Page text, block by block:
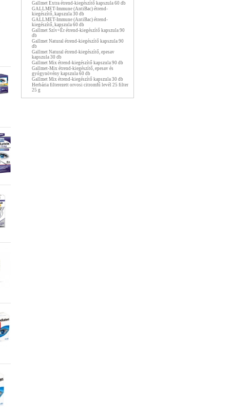
Gallmet Extra étrend-kiegészítő kapszula 60 db
GALLMET-Immune (AntiBac) étrend-
kiegészítő, kapszula 30 db
GALLMET-Immune (AntiBac) étrend-
kiegészítő, kapszula 60 db
Gallmet Szív+Ér étrend-kiegészítő kapszula 90
db
Gallmet Natural étrend-kiegészítő kapszula 90
db
Gallmet Natural étrend-kiegészítő, epesav
kapszula 30 db
Gallmet Mix étrend-kiegészítő kapszula 90 db
Gallmet-Mix étrend-kiegészítő, epesav és
gyógynövény kapszula 60 db
Gallmet Mix étrend-kiegészítő kapszula 30 db
Herbária filterezett orvosi citromfű levél 25 filter
25 g